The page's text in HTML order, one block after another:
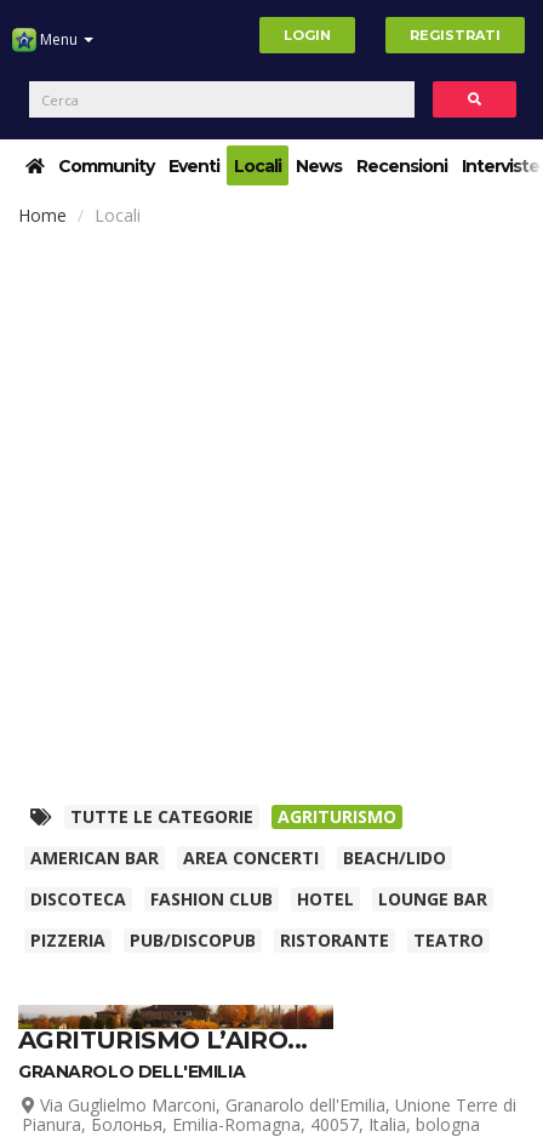
Menu LOGIN REGISTRATI
Community Eventi Locali News Recensioni Interviste
Home Locali
TUTTE LE CATEGORIE
AGRITURISMO
AMERICAN BAR
AREA CONCERTI
BEACH/LIDO
DISCOTECA
FASHION CLUB HOTEL
LOUNGE BAR
PIZZERIA
PUB/DISCOPUB RISTORANTE TEATRO
AGRITURISMO L’AIRO...
GRANAROLO DELL'EMILIA
Via Guglielmo Marconi, Granarolo dell'Emilia, Unione Terre di
Pianura, Болонья, Emilia-Romagna, 40057, Italia, bologna